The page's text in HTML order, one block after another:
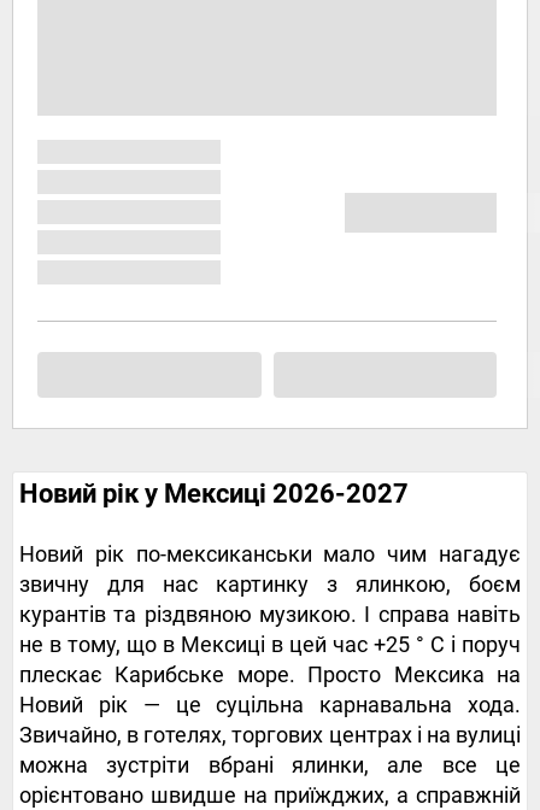
Новий рік у Мексиці 2026-2027
Новий рік по-мексиканськи мало чим нагадує
звичну для нас картинку з ялинкою, боєм
курантів та різдвяною музикою. І справа навіть
не в тому, що в Мексиці в цей час +25 ° C і поруч
плескає Карибське море. Просто Мексика на
Новий рік — це суцільна карнавальна хода.
Звичайно, в готелях, торгових центрах і на вулиці
можна зустріти вбрані ялинки, але все це
орієнтовано швидше на приїжджих, а справжній